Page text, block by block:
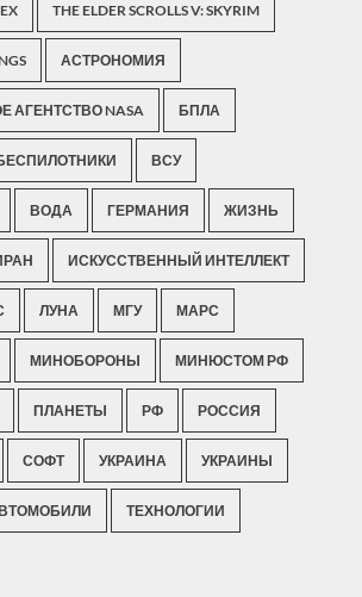
THE ELDER SCROLLS V: SKYRIM
АСТРОНОМИЯ
АГЕНТСТВО NASA БПЛА
ВСУ
ВОДА ГЕРМАНИЯ ЖИЗНЬ
ИСКУССТВЕННЫЙ ИНТЕЛЛЕКТ
ЛУНА МГУ МАРС
МИНОБОРОНЫ МИНЮСТОМ РФ
ПЛАНЕТЫ РФ РОССИЯ
СОФТ УКРАИНА УКРАИНЫ
ТЕХНОЛОГИИ